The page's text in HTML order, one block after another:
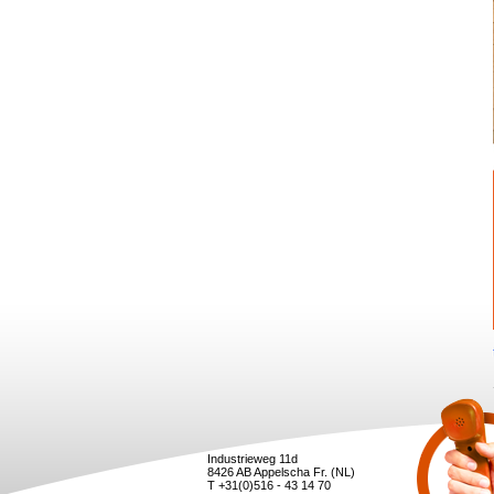
Industrieweg 11d
8426 AB Appelscha Fr. (NL)
T +31(0)516 - 43 14 70